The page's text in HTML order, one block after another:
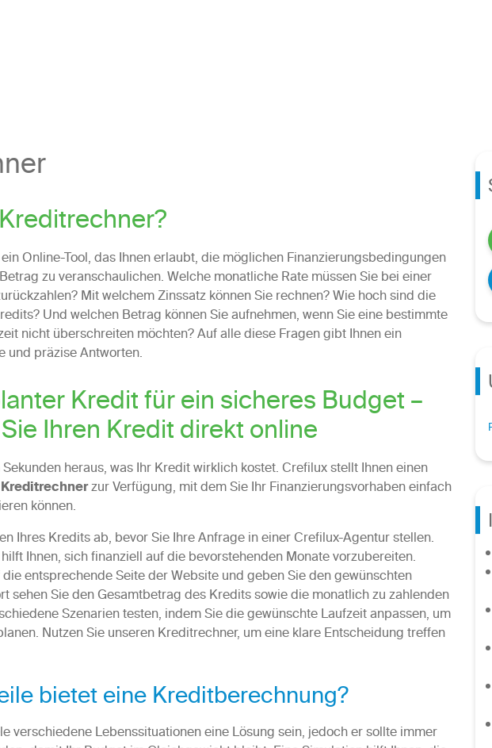
Online-Tool, das Ihnen erlaubt, die möglichen Finanzierungsbedingungen
zu veranschaulichen. Welche monatliche Rate müssen Sie bei einer
Mit welchem Zinssatz können Sie rechnen? Wie hoch sind die
Und welchen Betrag können Sie aufnehmen, wenn Sie eine bestimmte
nicht überschreiten möchten? Auf alle diese Fragen gibt Ihnen ein
und präzise Antworten.
Kredit für ein sicheres Budget –
Ihren Kredit direkt online
heraus, was Ihr Kredit wirklich kostet. Crefilux stellt Ihnen einen
Kreditrechnerzur Verfügung, mit dem Sie Ihr Finanzierungsvorhaben einfach
können.
Ihres Kredits ab, bevor Sie Ihre Anfrage in einer Crefilux-Agentur stellen.
Ihnen, sich finanziell auf die bevorstehenden Monate vorzubereiten.
entsprechende Seite der Website und geben Sie den gewünschten
sehen Sie den Gesamtbetrag des Kredits sowie die monatlich zu zahlenden
Szenarien testen, indem Sie die gewünschte Laufzeit anpassen, um
Nutzen Sie unseren Kreditrechner, um eine klare Entscheidung treffen
bietet eine Kreditberechnung?
verschiedene Lebenssituationen eine Lösung sein, jedoch er sollte immer